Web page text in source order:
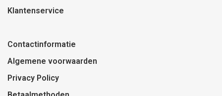
Klantenservice
Contactinformatie
Algemene voorwaarden
Privacy Policy